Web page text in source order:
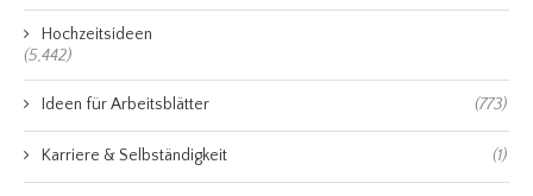
Hochzeitsideen
(5,442)
Ideen für Arbeitsblätter (773)
Karriere & Selbständigkeit (1)